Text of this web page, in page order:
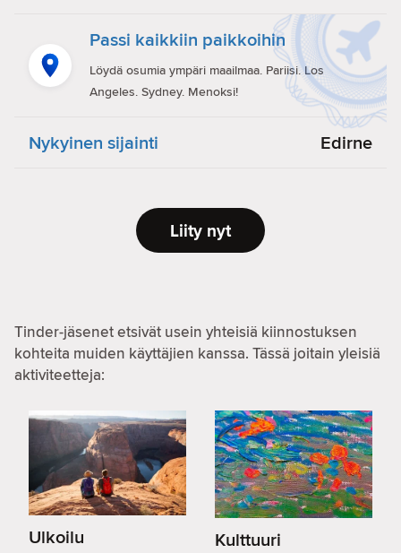
Passi kaikkiin paikkoihin
Löydä osumia ympäri maailmaa. Pariisi. Los
Angeles. Sydney. Menoksi!
Nykyinen sijainti Edirne
Liity nyt
Tinder-jäsenet etsivät usein yhteisiä kiinnostuksen
kohteita muiden käyttäjien kanssa. Tässä joitain yleisiä
aktiviteetteja:
Ulkoilu Kulttuuri